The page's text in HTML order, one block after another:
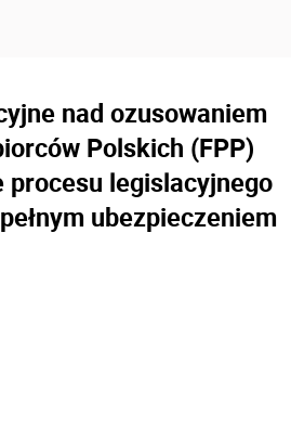
nad ozusowaniem
Polskich (FPP)
legislacyjnego
ubezpieczeniem